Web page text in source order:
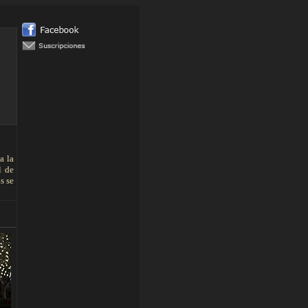
la
de
se